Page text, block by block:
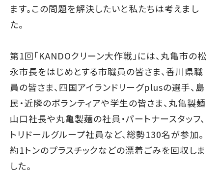
ます。この問題を解決したいと私たちは考えまし
た。
第1回「KANDOクリーン大作戦」には、丸亀市の松
永市長をはじめとする市職員の皆さま、香川県職
員の皆さま、四国アイランドリーグplusの選手、島
民・近隣のボランティアや学生の皆さま、丸亀製麺
山口社長や丸亀製麺の社員・パートナースタッフ、
トリドールグループ社員など、総勢130名が参加。
約1トンのプラスチックなどの漂着ごみを回収しま
した。